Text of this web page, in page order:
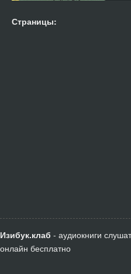
Страницы:
Изибук.клаб - аудиокниги
онлайн бесплатно